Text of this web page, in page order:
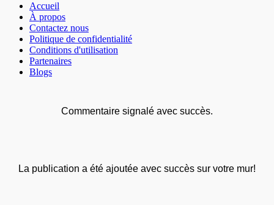
Accueil
À propos
Contactez nous
Politique de confidentialité
Conditions d'utilisation
Partenaires
Blogs
Commentaire signalé avec succès.
La publication a été ajoutée avec succès sur votre mur!